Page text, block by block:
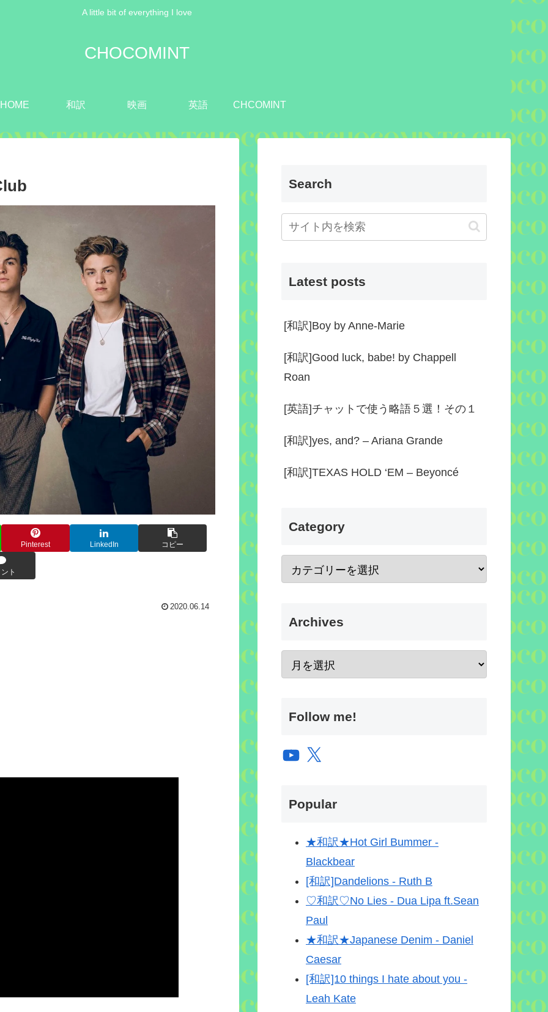
A little bit of everything I love
CHOCOMINT
HOME 和訳 映画 英語 CHCOMINT
Pinterest LinkedIn コピー
ト
2020.06.14
Search
Latest posts
[和訳]Boy by Anne-Marie
[和訳]Good luck, babe! by Chappell
Roan
[英語]チャットで使う略語５選！その１
[和訳]yes, and? – Ariana Grande
[和訳]TEXAS HOLD ‘EM – Beyoncé
Category
Archives
Follow me!
YouTube
X
Popular
★和訳★Hot Girl Bummer -
Blackbear
[和訳]Dandelions - Ruth B
♡和訳♡No Lies - Dua Lipa ft.Sean
Paul
★和訳★Japanese Denim - Daniel
Caesar
[和訳]10 things I hate about you -
Leah Kate